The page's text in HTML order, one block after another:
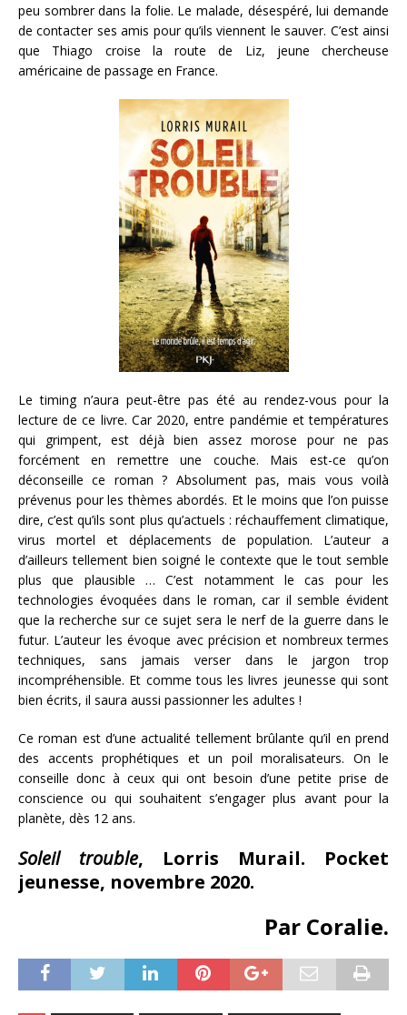
peu sombrer dans la folie. Le malade, désespéré, lui demande
de contacter ses amis pour qu’ils viennent le sauver. C’est ainsi
que Thiago croise la route de Liz, jeune chercheuse
américaine de passage en France.
Le timing n’aura peut-être pas été au rendez-vous pour la
lecture de ce livre. Car 2020, entre pandémie et températures
qui grimpent, est déjà bien assez morose pour ne pas
forcément en remettre une couche. Mais est-ce qu’on
déconseille ce roman ? Absolument pas, mais vous voilà
prévenus pour les thèmes abordés. Et le moins que l’on puisse
dire, c’est qu’ils sont plus qu’actuels : réchauffement climatique,
virus mortel et déplacements de population. L’auteur a
d’ailleurs tellement bien soigné le contexte que le tout semble
plus que plausible … C’est notamment le cas pour les
technologies évoquées dans le roman, car il semble évident
que la recherche sur ce sujet sera le nerf de la guerre dans le
futur. L’auteur les évoque avec précision et nombreux termes
techniques, sans jamais verser dans le jargon trop
incompréhensible. Et comme tous les livres jeunesse qui sont
bien écrits, il saura aussi passionner les adultes !
Ce roman est d’une actualité tellement brûlante qu’il en prend
des accents prophétiques et un poil moralisateurs. On le
conseille donc à ceux qui ont besoin d’une petite prise de
conscience ou qui souhaitent s’engager plus avant pour la
planète, dès 12 ans.
Soleil trouble, Lorris Murail. Pocket
jeunesse, novembre 2020.
Par Coralie.